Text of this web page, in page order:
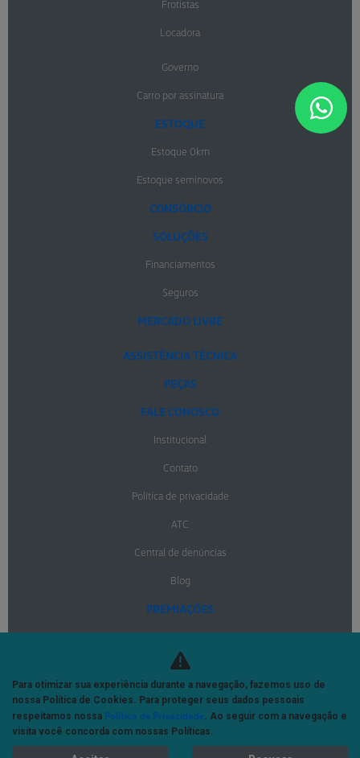
Frotistas
Locadora
Governo
Carro por assinatura
ESTOQUE
Estoque 0km
Estoque seminovos
CONSÓRCIO
SOLUÇÕES
Financiamentos
Seguros
MERCADO LIVRE
ASSISTÊNCIA TÉCNICA
PEÇAS
FALE CONOSCO
Institucional
Contato
Política de privacidade
ATC
Central de denúncias
Blog
PREMIAÇÕES
No trânsito, enxergar o outro salva vidas.
Para otimizar sua experiência durante a navegação, fazemos uso de
nossa Política de Cookies. Para proteger seus dados pessoais
respeitamos nossa Política de Privacidade. Ao seguir com a navegação e
visita você concorda com nossas Políticas.